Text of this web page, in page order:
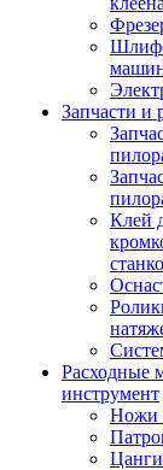
Запчасти и
Клей
Расходные
инструмент
Ножи
Цанги